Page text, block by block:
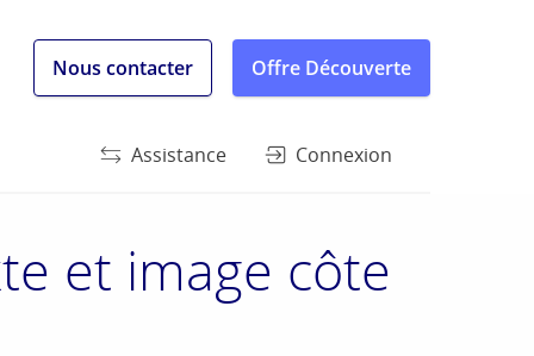
Nous contacter Offre Découverte
Assistance Connexion
et image côte